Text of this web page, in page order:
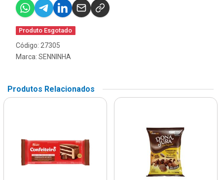
Produto Esgotado
Código: 27305
Marca: SENNINHA
Produtos Relacionados